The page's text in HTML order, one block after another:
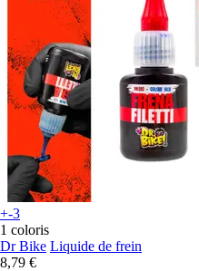
+-3
1 coloris
Dr Bike Liquide de frein
8,79 €